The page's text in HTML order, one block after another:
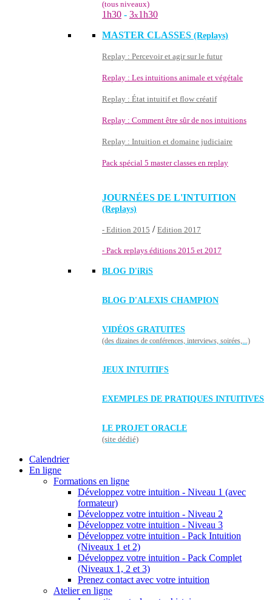
(tous niveaux)
1h30 - 3x1h30
MASTER CLASSES (Replays)
Replay : Percevoir et agir sur le futur
Replay : Les intuitions animale et végétale
Replay : État intuitif et flow créatif
Replay : Comment être sûr de nos intuitions
Replay : Intuition et domaine judiciaire
Pack spécial 5 master classes en replay
JOURNÉES DE L'INTUITION
(Replays)
- Edition 2015 / Edition 2017
- Pack replays éditions 2015 et 2017
BLOG D'iRiS
BLOG D'ALEXIS CHAMPION
VIDÉOS GRATUITES
(des dizaines de conférences, interviews, soirées,...)
JEUX INTUITIFS
EXEMPLES DE PRATIQUES INTUITIVES
LE PROJET ORACLE
(site dédié)
Calendrier
En ligne
Formations en ligne
Développez votre intuition - Niveau 1 (avec
formateur)
Développez votre intuition - Niveau 2
Développez votre intuition - Niveau 3
Développez votre intuition - Pack Intuition
(Niveaux 1 et 2)
Développez votre intuition - Pack Complet
(Niveaux 1, 2 et 3)
Prenez contact avec votre intuition
Atelier en ligne